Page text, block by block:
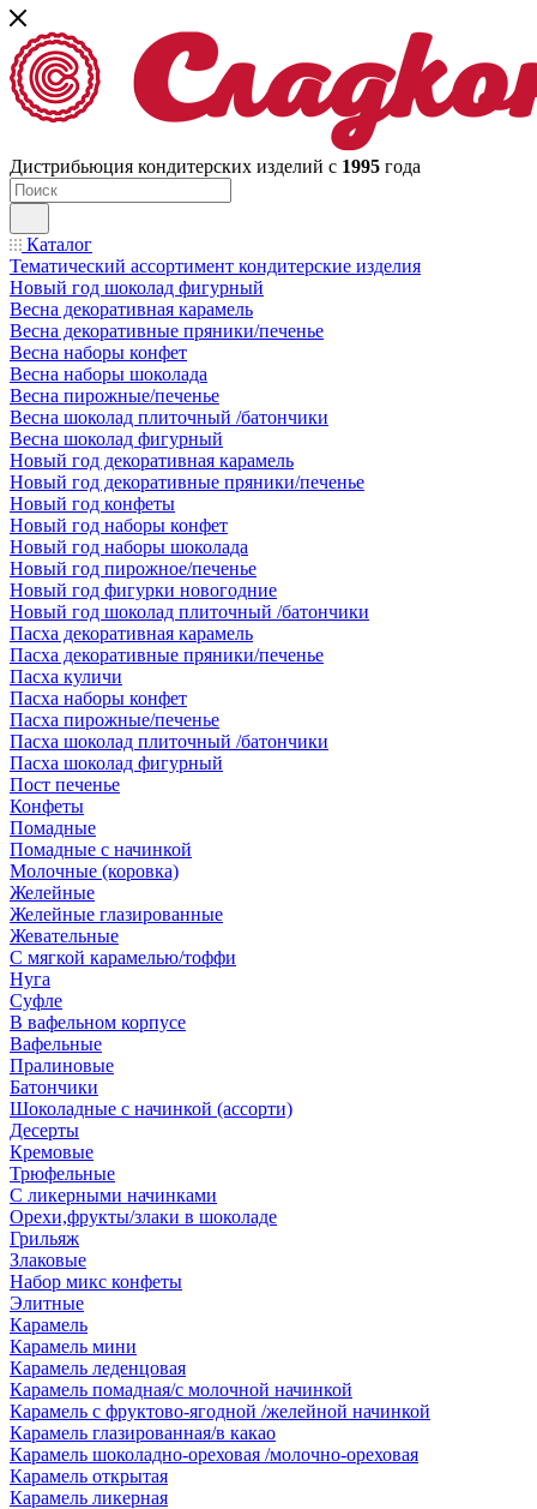
Дистрибьюция кондитерских изделий с 1995 года
Каталог
Тематический ассортимент кондитерские изделия
Новый год шоколад фигурный
Весна декоративная карамель
Весна декоративные пряники/печенье
Весна наборы конфет
Весна наборы шоколада
Весна пирожные/печенье
Весна шоколад плиточный /батончики
Весна шоколад фигурный
Новый год декоративная карамель
Новый год декоративные пряники/печенье
Новый год конфеты
Новый год наборы конфет
Новый год наборы шоколада
Новый год пирожное/печенье
Новый год фигурки новогодние
Новый год шоколад плиточный /батончики
Пасха декоративная карамель
Пасха декоративные пряники/печенье
Пасха куличи
Пасха наборы конфет
Пасха пирожные/печенье
Пасха шоколад плиточный /батончики
Пасха шоколад фигурный
Пост печенье
Конфеты
Помадные
Помадные с начинкой
Молочные (коровка)
Желейные
Желейные глазированные
Жевательные
С мягкой карамелью/тоффи
Нуга
Суфле
В вафельном корпусе
Вафельные
Пралиновые
Батончики
Шоколадные с начинкой (ассорти)
Десерты
Кремовые
Трюфельные
С ликерными начинками
Орехи,фрукты/злаки в шоколаде
Грильяж
Злаковые
Набор микс конфеты
Элитные
Карамель
Карамель мини
Карамель леденцовая
Карамель помадная/с молочной начинкой
Карамель с фруктово-ягодной /желейной начинкой
Карамель глазированная/в какао
Карамель шоколадно-ореховая /молочно-ореховая
Карамель открытая
Карамель ликерная